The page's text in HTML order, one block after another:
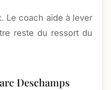
Le coach aide à lever
reste du ressort du
Deschamps